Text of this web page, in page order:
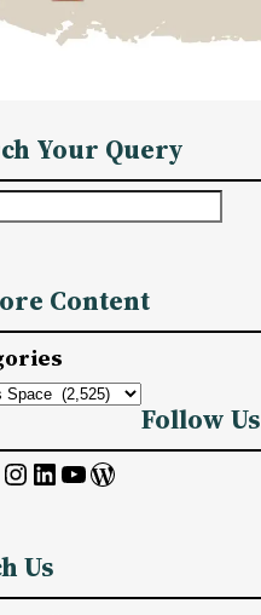
Your Query
Content
Follow Us
InstagramLinkedIn YouTube WordPress
Us